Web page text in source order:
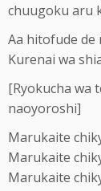
chuugoku aru
Aa hitofude de
Kurenai wa
[Ryokucha wa
naoyoroshi]
Marukaite
Marukaite
Marukaite